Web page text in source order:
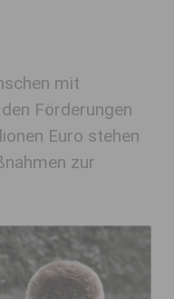
mit
Förderungen
Euro stehen
zur